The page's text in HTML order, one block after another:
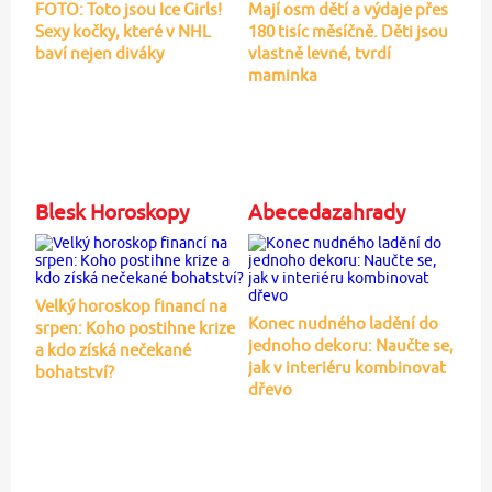
FOTO: Toto jsou Ice Girls!
Sexy kočky, které v NHL
baví nejen diváky
Mají osm dětí a výdaje přes
180 tisíc měsíčně. Děti jsou
vlastně levné, tvrdí
maminka
Blesk Horoskopy
Velký horoskop financí na
srpen: Koho postihne krize
a kdo získá nečekané
bohatství?
Abecedazahrady
Konec nudného ladění do
jednoho dekoru: Naučte se,
jak v interiéru kombinovat
dřevo